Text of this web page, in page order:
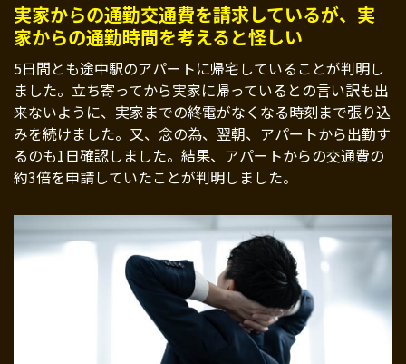
実家からの通勤交通費を請求しているが、実
家からの通勤時間を考えると怪しい
5日間とも途中駅のアパートに帰宅していることが判明し
ました。立ち寄ってから実家に帰っているとの言い訳も出
来ないように、実家までの終電がなくなる時刻まで張り込
みを続けました。又、念の為、翌朝、アパートから出勤す
るのも1日確認しました。結果、アパートからの交通費の
約3倍を申請していたことが判明しました。